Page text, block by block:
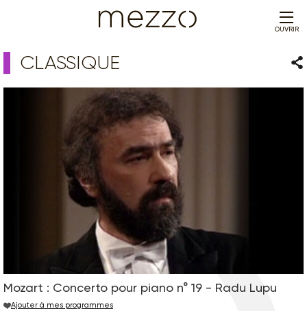
OUVRIR
CLASSIQUE
Mozart : Concerto pour piano n° 19 - Radu Lupu
Ajouter à mes programmes